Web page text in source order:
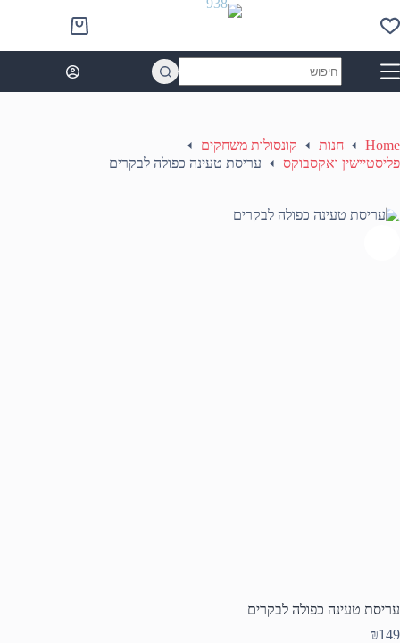
to
content
Shopping
cart
results
Home חנות
קונסולות משחקים
פליסטיישין ואקסבוקס
עריסת טעינה כפולה לבקרים
עריסת טעינה כפולה לבקרים
₪149